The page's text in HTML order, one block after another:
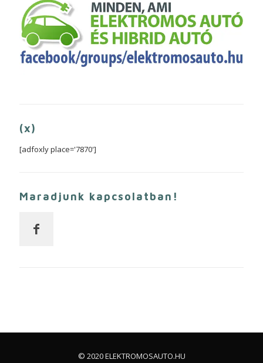
(x)
[adfoxly place='7870']
Maradjunk kapcsolatban!
© 2020 ELEKTROMOSAUTO.HU